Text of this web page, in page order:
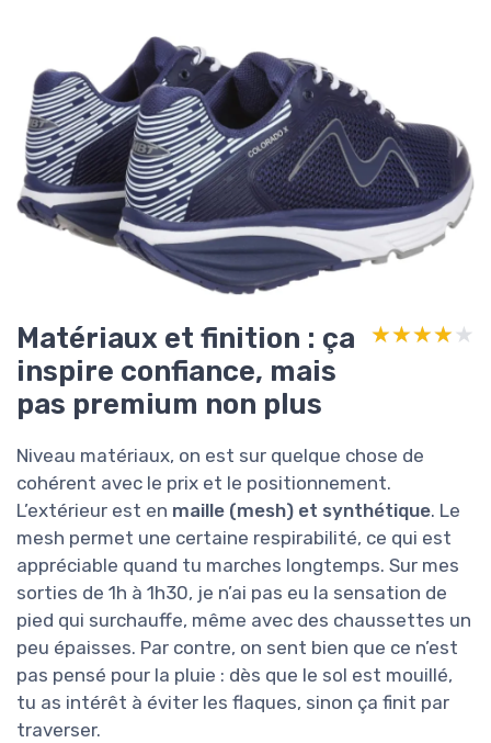
Matériaux et finition : ça
inspire confiance, mais
pas premium non plus
★★★★★
★★★★★
Niveau matériaux, on est sur quelque chose de
cohérent avec le prix et le positionnement.
L’extérieur est en maille (mesh) et synthétique. Le
mesh permet une certaine respirabilité, ce qui est
appréciable quand tu marches longtemps. Sur mes
sorties de 1h à 1h30, je n’ai pas eu la sensation de
pied qui surchauffe, même avec des chaussettes un
peu épaisses. Par contre, on sent bien que ce n’est
pas pensé pour la pluie : dès que le sol est mouillé,
tu as intérêt à éviter les flaques, sinon ça finit par
traverser.